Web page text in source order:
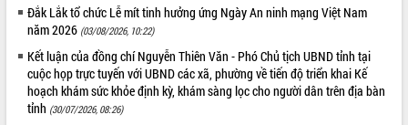
Đắk Lắk công bố Quy hoạch và xúc
tiến đầu tư tỉnh
Ngành cá ngừ Đắk Lắk chủ động thích
ứng để giữ vững thị trường xuất khẩu
Diễn đàn Kinh tế tư nhân Việt Nam đột
phá cơ chế - Hợp tác công tư
Đắk Lắk tổ chức Lễ mít tinh hưởng ứng Ngày An ninh mạng Việt Nam
năm 2026 (03/08/2026, 10:22)
Kết luận của đồng chí Nguyễn Thiên Văn - Phó Chủ tịch UBND tỉnh tại
cuộc họp trực tuyến với UBND các xã, phường về tiến độ triển khai Kế
hoạch khám sức khỏe định kỳ, khám sàng lọc cho người dân trên địa bàn
tỉnh (30/07/2026, 08:26)